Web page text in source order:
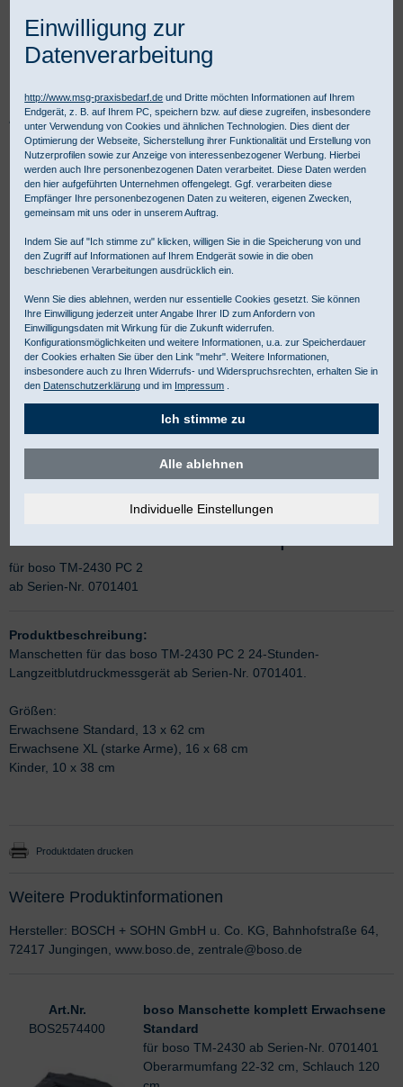
Praxisbedarf Shop Diagnostik
Allgemeine Diagnostik
Blutdruckmessgeräte
Zubehör für Blutdruckmessgeräte
Boso
boso Klettmanschette komplett
für boso TM-2430 PC 2
ab Serien-Nr. 0701401
Produktbeschreibung:
Manschetten für das boso TM-2430 PC 2 24-Stunden-
Langzeitblutdruckmessgerät ab Serien-Nr. 0701401.
Größen:
Erwachsene Standard, 13 x 62 cm
Erwachsene XL (starke Arme), 16 x 68 cm
Kinder, 10 x 38 cm
Produktdaten drucken
Weitere Produktinformationen
Hersteller: BOSCH + SOHN GmbH u. Co. KG, Bahnhofstraße 64,
72417 Jungingen, www.boso.de, zentrale@boso.de
Art.Nr.
BOS2574400
boso Manschette komplett Erwachsene
Standard
für boso TM-2430 ab Serien-Nr. 0701401
Oberarmumfang 22-32 cm, Schlauch 120
Einwilligung zur
Datenverarbeitung
http://www.msg-praxisbedarf.de und Dritte möchten Informationen auf Ihrem
Endgerät, z. B. auf Ihrem PC, speichern bzw. auf diese zugreifen, insbesondere
unter Verwendung von Cookies und ähnlichen Technologien. Dies dient der
Optimierung der Webseite, Sicherstellung ihrer Funktionalität und Erstellung von
Nutzerprofilen sowie zur Anzeige von interessenbezogener Werbung. Hierbei
werden auch Ihre personenbezogenen Daten verarbeitet. Diese Daten werden
den hier aufgeführten Unternehmen offengelegt. Ggf. verarbeiten diese
Empfänger Ihre personenbezogenen Daten zu weiteren, eigenen Zwecken,
gemeinsam mit uns oder in unserem Auftrag.
Indem Sie auf "Ich stimme zu" klicken, willigen Sie in die Speicherung von und
den Zugriff auf Informationen auf Ihrem Endgerät sowie in die oben
beschriebenen Verarbeitungen ausdrücklich ein.
Wenn Sie dies ablehnen, werden nur essentielle Cookies gesetzt. Sie können
Ihre Einwilligung jederzeit unter Angabe Ihrer ID zum Anfordern von
Einwilligungsdaten mit Wirkung für die Zukunft widerrufen.
Konfigurationsmöglichkeiten und weitere Informationen, u.a. zur Speicherdauer
der Cookies erhalten Sie über den Link "mehr". Weitere Informationen,
insbesondere auch zu Ihren Widerrufs- und Widerspruchsrechten, erhalten Sie in
den Datenschutzerklärung und im Impressum
Ich stimme zu
Alle ablehnen